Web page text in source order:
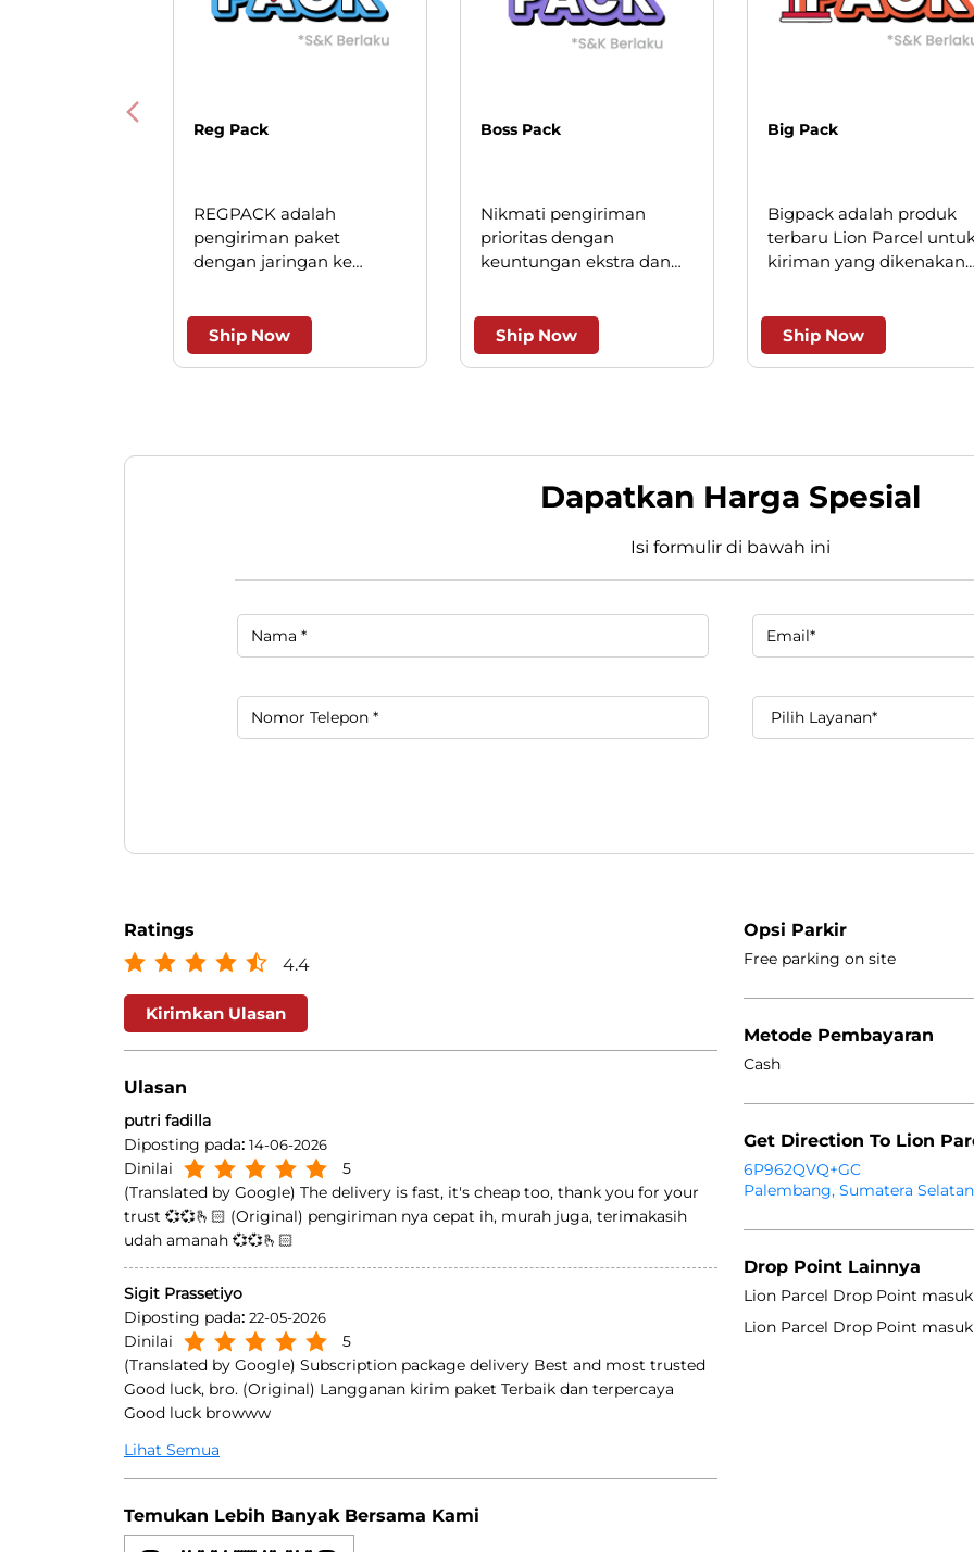
Reg Pack
REGPACK adalah
pengiriman paket
dengan jaringan ke
andal dan efesien.
Ship Now
Boss Pack
Nikmati pengiriman
prioritas dengan
keuntungan ekstra dan
Ship Now
Big Pack
Bigpack adalah produk
terbaru Lion Parcel
kiriman yang dikenakan
beberapa wilayah kota
besar.
Ship Now
Dapatkan Harga Spesial
Isi formulir di bawah ini
Ratings
4.4
Kirimkan Ulasan
Ulasan
putri fadilla
Diposting pada: 14-06-2026
Dinilai
5
(Translated by Google) The delivery is fast, it's cheap too, thank you for your
trust 💞💞🫰🏻 (Original) pengiriman nya cepat ih, murah juga, terimakasih
udah amanah 💞💞🫰🏻
Sigit Prassetiyo
Diposting pada: 22-05-2026
Dinilai
5
(Translated by Google) Subscription package delivery Best and most trusted
Good luck, bro. (Original) Langganan kirim paket Terbaik dan terpercaya
Good luck browww
Lihat Semua
Temukan Lebih Banyak Bersama Kami
Opsi Parkir
Free parking on site
Metode Pembayaran
Cash
Get Direction To Lion
6P962QVQ+GC
Palembang, Sumatera
Drop Point Lainnya
Lion Parcel Drop Point masuk
Lion Parcel Drop Point masuk